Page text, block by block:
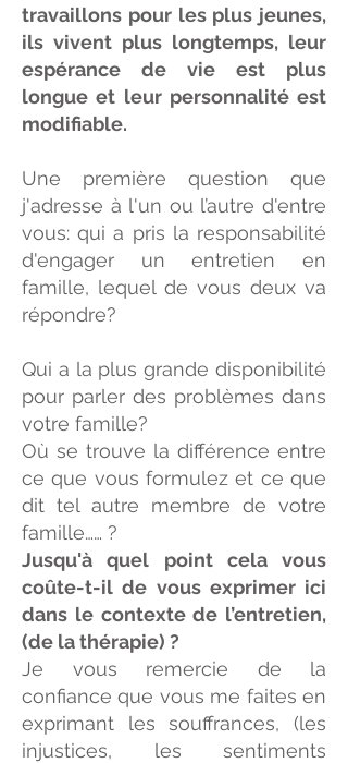
travaillons pour les plus jeunes,
ils vivent plus longtemps, leur
espérance de vie est plus
longue et leur personnalité est
modifiable.
Une première question que
j'adresse à l'un ou l’autre d'entre
vous: qui a pris la responsabilité
d'engager un entretien en
famille, lequel de vous deux va
répondre?
Qui a la plus grande disponibilité
pour parler des problèmes dans
votre famille?
Où se trouve la différence entre
ce que vous formulez et ce que
dit tel autre membre de votre
famille…… ?
Jusqu'à quel point cela vous
coûte-t-il de vous exprimer ici
dans le contexte de l’entretien,
(de la thérapie) ?
Je vous remercie de la
confiance que vous me faites en
exprimant les souffrances, (les
injustices, les sentiments